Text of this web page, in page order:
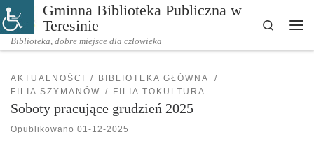
Przejdź do treści
Gminna Biblioteka Publiczna w
Teresinie
Biblioteka, dobre miejsce dla człowieka
Search
AKTUALNOŚCI
BIBLIOTEKA GŁÓWNA
FILIA SZYMANÓW
FILIA TOKULTURA
Soboty pracujące grudzień 2025
Opublikowano 01-12-2025